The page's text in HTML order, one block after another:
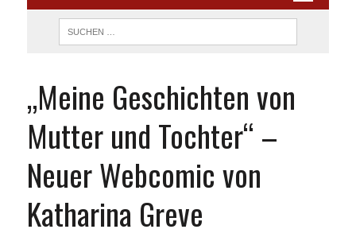
„Meine Geschichten von
Mutter und Tochter“ –
Neuer Webcomic von
Katharina Greve